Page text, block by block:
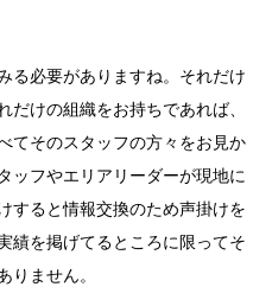
る必要がありますね。それだけ
けの組織をお持ちであれば、
てそのスタッフの方々をお見か
ッフやエリアリーダーが現地に
すると情報交換のため声掛けを
績を掲げてるところに限ってそ
りません。